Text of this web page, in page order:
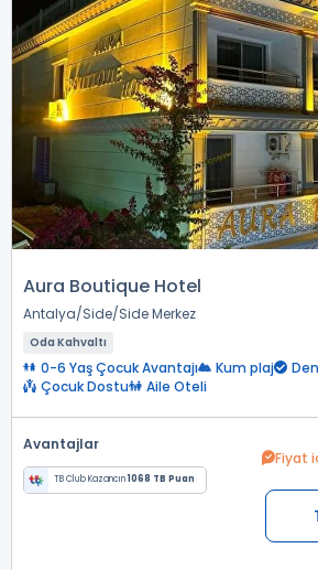
Aura Boutique Hotel
Antalya Side Side Merkez
Oda Kahvaltı
0-6 Yaş Çocuk Avantajı Kum plaj
Çocuk Dostu
Aile Oteli
Avantajlar
TB Club Kazancın1068 TB Puan
Fiyat